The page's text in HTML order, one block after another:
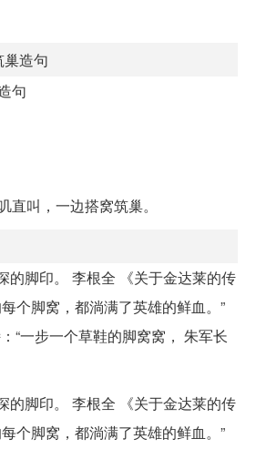
造句
句
直叫，一边搭窝筑巢。
的脚印。 李根全 《关于金达莱的传
个脚窝，都淌满了英雄的鲜血。”
“一步一个草鞋的脚窝窝， 朱军长
的脚印。 李根全 《关于金达莱的传
个脚窝，都淌满了英雄的鲜血。”